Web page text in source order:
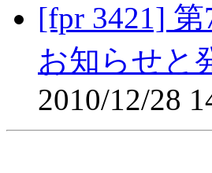
[fpr 3421]
お知らせと
2010/12/28